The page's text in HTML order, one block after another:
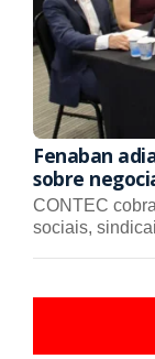
Fenaban
sobre
CONTEC
sociais,